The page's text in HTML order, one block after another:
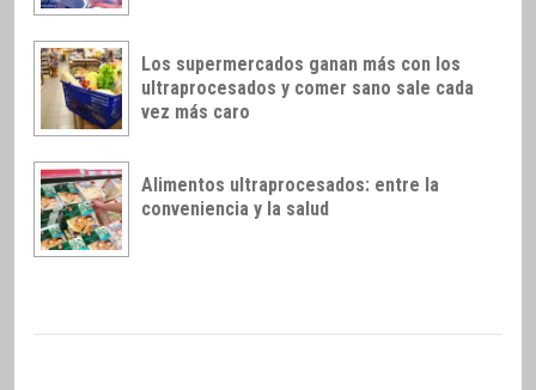
Los supermercados ganan más con los
ultraprocesados y comer sano sale cada
vez más caro
Alimentos ultraprocesados: entre la
conveniencia y la salud